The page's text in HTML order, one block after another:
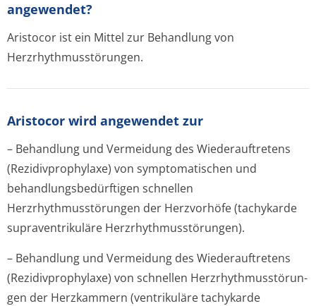
angewendet?
Aristocor ist ein Mittel zur Behandlung von
Herzrhythmusstörun­gen.
Aristocor wird angewendet zur
– Behandlung und Vermeidung des Wiederauftretens
(Rezidivprophylaxe) von symptomatischen und
behandlungsbedürfti­gen schnellen
Herzrhythmusstörun­gen der Herzvorhöfe (tachykarde
supraventrikuläre Herzrhythmusstörun­gen).
– Behandlung und Vermeidung des Wiederauftretens
(Rezidivprophylaxe) von schnellen Herzrhythmusstörun­
gen der Herzkammern (ventrikuläre tachykarde